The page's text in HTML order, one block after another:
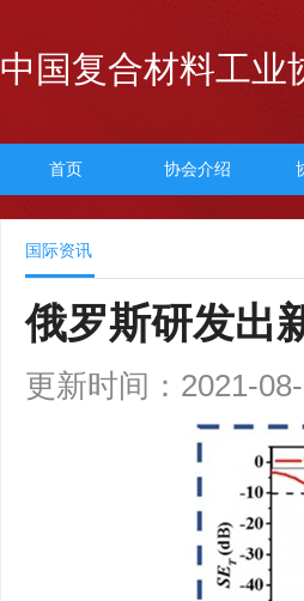
中国复合材料工业
首页 协会介绍
国际资讯
俄罗斯研发出
更新时间：2021-